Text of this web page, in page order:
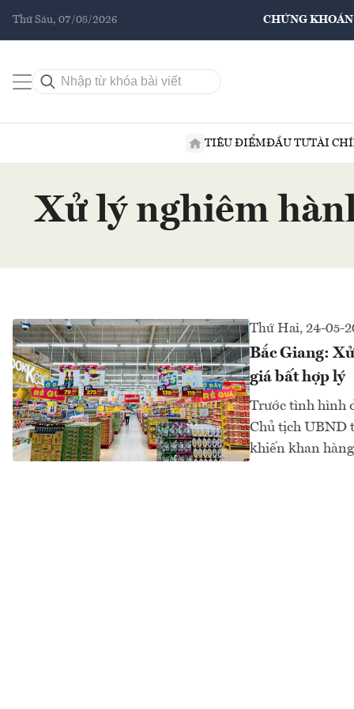
Thứ Sáu, 07/08/2026 CHỨNG KHOÁN
TIÊU ĐIỂMĐẦU TƯTÀI
Xử lý nghiêm
Thứ Hai, 24-05-
Bắc Giang:
giá bất hợp lý
Trước tình hình
Chủ tịch UBND
khiến khan hàng